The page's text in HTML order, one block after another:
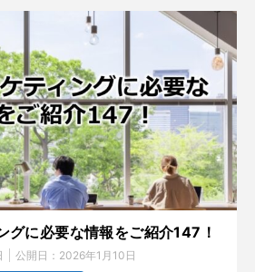
グに必要な情報をご紹介147！
公開日： 2026年1月10日